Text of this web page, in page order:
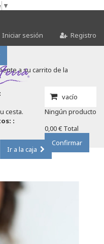
▼
Iniciar sesión Registro
vacío
Ningún producto
0,00 € Total
Confirmar
a su carrito de la
cesta.
:
Ir a la caja